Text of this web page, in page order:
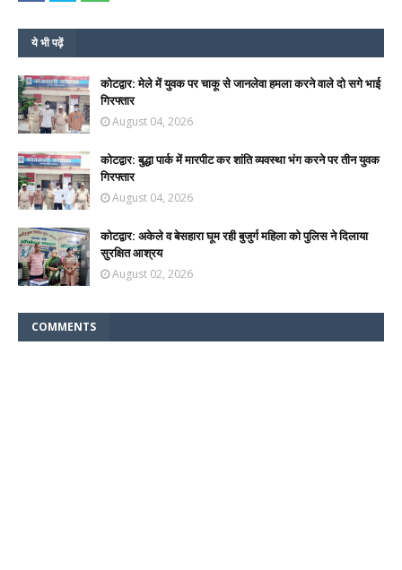
ये भी पढ़ें
कोटद्वार: मेले में युवक पर चाकू से जानलेवा हमला करने वाले दो सगे भाई
गिरफ्तार
August 04, 2026
कोटद्वार: बुद्धा पार्क में मारपीट कर शांति व्यवस्था भंग करने पर तीन युवक
गिरफ्तार
August 04, 2026
कोटद्वार: अकेले व बेसहारा घूम रही बुजुर्ग महिला को पुलिस ने दिलाया
सुरक्षित आश्रय
August 02, 2026
COMMENTS